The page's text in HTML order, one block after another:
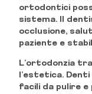
ortodontici
sistema. Il
occlusione,
paziente e
L’ortodonzia
l’estetica.
facili da pulire e